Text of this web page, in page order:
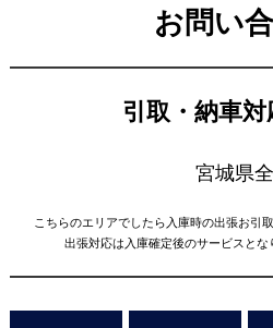
お問い
引取・納車
宮城県
こちらのエリアでしたら入庫時の出張お引
出張対応は入庫確定後のサービスとな